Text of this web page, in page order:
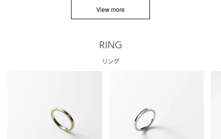
View more
RING
リング